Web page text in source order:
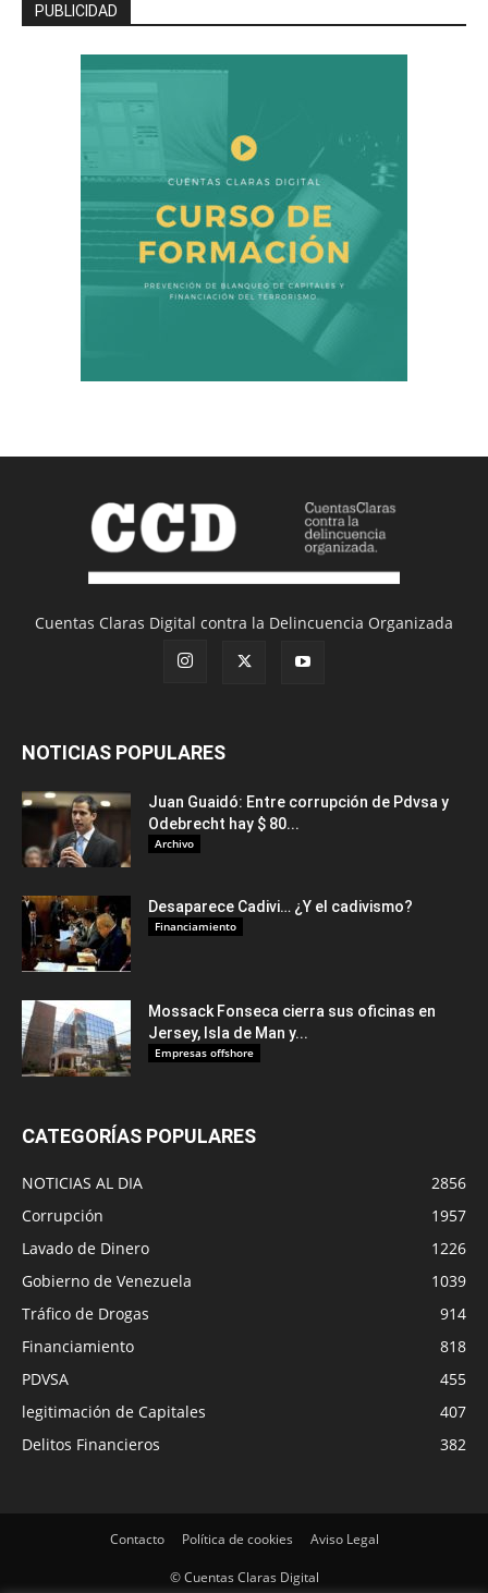
PUBLICIDAD
Cuentas Claras Digital contra la Delincuencia Organizada
NOTICIAS POPULARES
Juan Guaidó: Entre corrupción de Pdvsa y
Odebrecht hay $ 80...
Archivo
Desaparece Cadivi… ¿Y el cadivismo?
Financiamiento
Mossack Fonseca cierra sus oficinas en
Jersey, Isla de Man y...
Empresas offshore
CATEGORÍAS POPULARES
NOTICIAS AL DIA
2856
Corrupción
1957
Lavado de Dinero
1226
Gobierno de Venezuela
1039
Tráfico de Drogas
914
Financiamiento
818
PDVSA
455
legitimación de Capitales
407
Delitos Financieros
382
Contacto Política de cookies Aviso Legal
© Cuentas Claras Digital